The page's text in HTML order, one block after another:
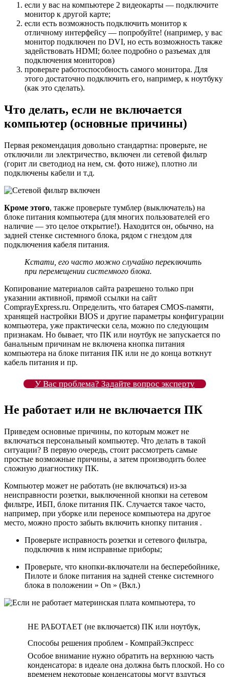
если у вас на компьютере 2 видеокарты — подключите
монитор к другой карте;
если есть возможность подключить монитор к
отличному интерфейсу — попробуйте! (например, у вас
монитор подключен по DVI, но есть возможность также
задействовать HDMI; более подробно о разъемах для
подключения мониторов)
проверьте работоспособность самого монитора. Для
этого достаточно подключить его, например, к ноутбуку
(как это сделать).
Что делать, если не включается
компьютер (основные причины)
Первая рекомендация довольно стандартна: проверьте, не
отключили ли электричество, включен ли сетевой фильтр
(горит ли светодиод на нем, см. фото ниже), плотно ли
подключены кабели и т.д.
Кроме этого, также проверьте тумблер (выключатель) на
блоке питания компьютера (для многих пользователей его
наличие — это целое открытие!). Находится он, обычно, на
задней стенке системного блока, рядом с гнездом для
подключения кабеля питания.
Кстати, его часто можно случайно переключить
при перемещении системного блока.
Копирование материалов сайта разрешено только при
указании активной, прямой ссылки на сайт
ComprayExpress.ru. Определить, что батарея CMOS-памяти,
хранящей настройки BIOS и другие параметры конфигурации
компьютера, уже практически села, можно по следующим
признакам. Но бывает, что ПК или ноутбук не запускается по
банальным причинам не включена кнопка питания
компьютера на блоке питания ПК или не до конца воткнут
кабель питания и пр.
У Вас проблема? Задайте вопрос эксперту
Не работает или не включается ПК
Приведем основные причины, по которым может не
включаться персональный компьютер. Что делать в такой
ситуации? В первую очередь, стоит рассмотреть самые
простые возможные причины, а затем производить более
сложную диагностику ПК.
Компьютер может не работать (не включаться) из-за
неисправности розетки, выключенной кнопки на сетевом
фильтре, ИБП, блоке питания ПК. Случается такое часто,
например, при уборке или переносе компьютера на другое
место, можно просто забыть включить кнопку питания .
Проверьте исправность розетки и сетевого фильтра,
подключив к ним исправные приборы;
Проверьте, что кнопки-включатели на бесперебойнике,
Пилоте и блоке питания на задней стенке системного
блока в положении » On » (Вкл.)
НЕ РАБОТАЕТ (не включается) ПК или ноутбук,
Способы решения проблем - КомпрайЭкспресс
Особое внимание нужно обратить на верхнюю часть
конденсатора: в идеале она должна быть плоской. Но со
временем некоторые конденсаторы могут вздуться